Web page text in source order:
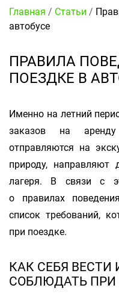
Главная / Статьи /
автобусе
ПРАВИЛА
ПОЕЗДКЕ В
Именно на летний
заказов на
отправляются на
природу, направляют
лагеря. В связи с
о правилах
список требований,
при поездке.
КАК СЕБЯ
СОБЛЮДАТЬ ПРИ